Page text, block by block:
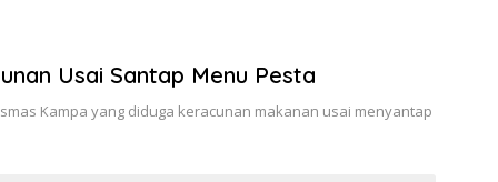
Usai Santap Menu Pesta
Kampa yang diduga keracunan makanan usai menyantap